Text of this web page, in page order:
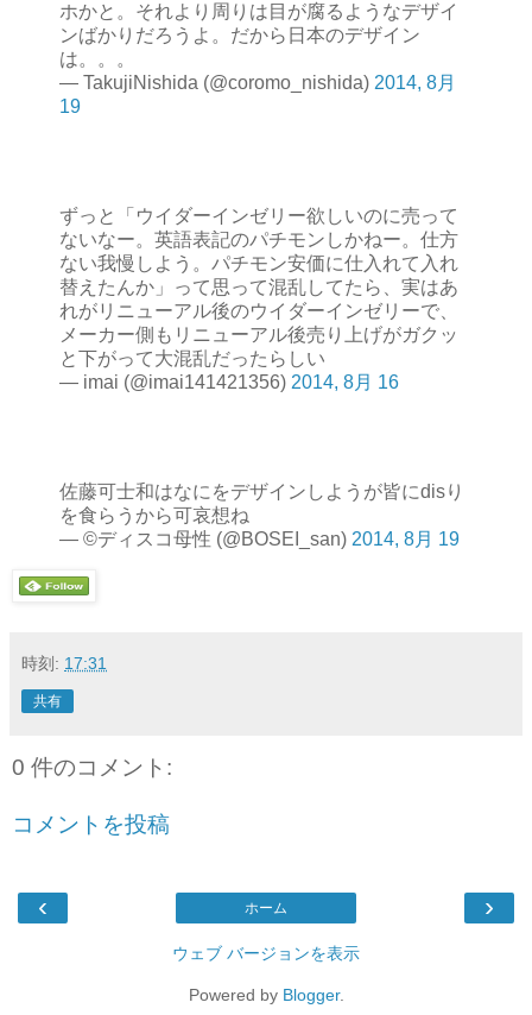
ホかと。それより周りは目が腐るようなデザイ
ンばかりだろうよ。だから日本のデザイン
は。。。
— TakujiNishida (@coromo_nishida) 2014, 8月
19
ずっと「ウイダーインゼリー欲しいのに売って
ないなー。英語表記のパチモンしかねー。仕方
ない我慢しよう。パチモン安価に仕入れて入れ
替えたんか」って思って混乱してたら、実はあ
れがリニューアル後のウイダーインゼリーで、
メーカー側もリニューアル後売り上げがガクッ
と下がって大混乱だったらしい
— imai (@imai141421356) 2014, 8月 16
佐藤可士和はなにをデザインしようが皆にdisり
を食らうから可哀想ね
— ©ディスコ母性 (@BOSEI_san) 2014, 8月 19
時刻: 17:31
共有
0 件のコメント:
コメントを投稿
‹ ›
ホーム
ウェブ バージョンを表示
Powered by Blogger.